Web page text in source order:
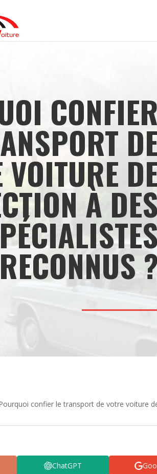
CONFIER
VOITURE
À DES
RECONNUS ?
confier le transport de votre voiture
ChatGPT